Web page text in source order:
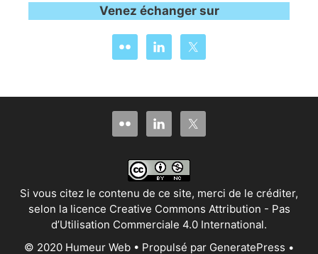
Venez échanger sur
Si vous citez le contenu de ce site, merci de le créditer,
selon la licence Creative Commons Attribution - Pas
d’Utilisation Commerciale 4.0 International.
© 2020 Humeur Web • Propulsé par GeneratePress •